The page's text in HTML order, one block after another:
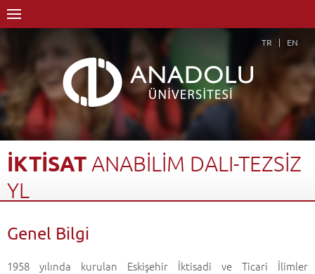
TR EN
İKTİSATANABİLİM DALI-TEZSİZ
YL
İktisat Anabilim Dalı
Genel Bilgi
1958 yılında kurulan Eskişehir İktisadi ve Ticari İlimler